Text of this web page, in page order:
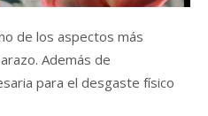
de los aspectos más
Además de
para el desgaste físico